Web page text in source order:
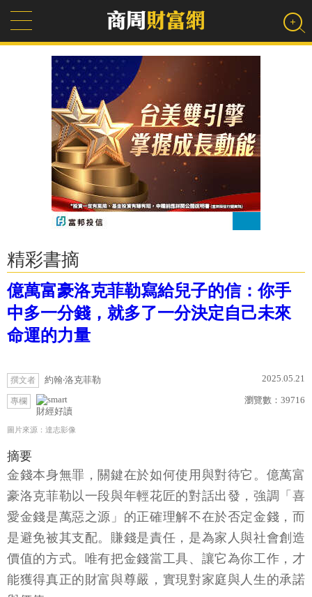
精彩書摘
億萬富豪洛克菲勒寫給兒子的信：你手
中多一分錢，就多了一分決定自己未來
命運的力量
撰文者 約翰‧洛克菲勒 2025.05.21
專欄
財經好讀
瀏覽數： 39716
圖片來源：達志影像
摘要
金錢本身無罪，關鍵在於如何使用與對待它。億萬富
豪洛克菲勒以一段與年輕花匠的對話出發，強調「喜
愛金錢是萬惡之源」的正確理解不在於否定金錢，而
是避免被其支配。賺錢是責任，是為家人與社會創造
價值的方式。唯有把金錢當工具、讓它為你工作，才
能獲得真正的財富與尊嚴，實現對家庭與人生的承諾